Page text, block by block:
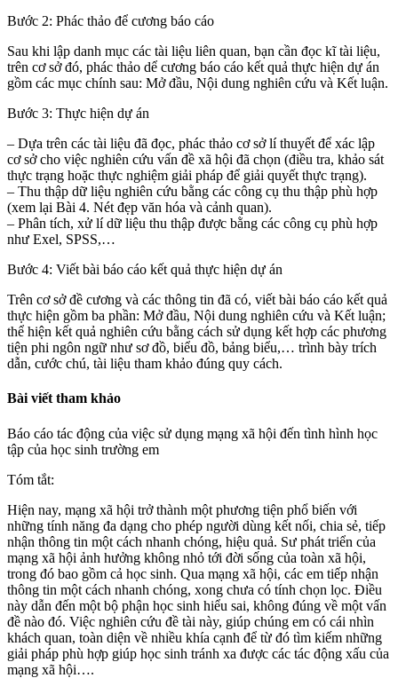
Bước 2: Phác thảo để cương báo cáo
Sau khi lập danh mục các tài liệu liên quan, bạn cần đọc kĩ tài liệu,
trên cơ sở đó, phác thảo dể cương báo cáo kết quả thực hiện dự án
gồm các mục chính sau: Mở đầu, Nội dung nghiên cứu và Kết luận.
Bước 3: Thực hiện dự án
– Dựa trên các tài liệu đã đọc, phác thảo cơ sở lí thuyết để xác lập
cơ sở cho việc nghiên cứu vấn đề xã hội đã chọn (điều tra, khảo sát
thực trạng hoặc thực nghiệm giải pháp để giải quyết thực trạng).
– Thu thập dữ liệu nghiên cứu bằng các công cụ thu thập phù hợp
(xem lại Bài 4. Nét đẹp văn hóa và cảnh quan).
– Phân tích, xử lí dữ liệu thu thập được bằng các công cụ phù hợp
như Exel, SPSS,…
Bước 4: Viết bài báo cáo kết quả thực hiện dự án
Trên cơ sở đề cương và các thông tin đã có, viết bài báo cáo kết quả
thực hiện gồm ba phần: Mở đầu, Nội dung nghiên cứu và Kết luận;
thể hiện kết quả nghiên cứu bằng cách sử dụng kết hợp các phương
tiện phi ngôn ngữ như sơ đồ, biểu đồ, bảng biểu,… trình bày trích
dẫn, cước chú, tài liệu tham khảo đúng quy cách.
Bài viết tham khảo
Báo cáo tác động của việc sử dụng mạng xã hội đến tình hình học
tập của học sinh trường em
Tóm tắt:
Hiện nay, mạng xã hội trở thành một phương tiện phổ biến với
những tính năng đa dạng cho phép người dùng kết nối, chia sẻ, tiếp
nhận thông tin một cách nhanh chóng, hiệu quả. Sư phát triển của
mạng xã hội ảnh hưởng không nhỏ tới đời sống của toàn xã hội,
trong đó bao gồm cả học sinh. Qua mạng xã hội, các em tiếp nhận
thông tin một cách nhanh chóng, xong chưa có tính chọn lọc. Điều
này dẫn đến một bộ phận học sinh hiểu sai, không đúng về một vấn
đề nào đó. Việc nghiên cứu đề tài này, giúp chúng em có cái nhìn
khách quan, toàn diện về nhiều khía cạnh để từ đó tìm kiếm những
giải pháp phù hợp giúp học sinh tránh xa được các tác động xấu của
mạng xã hội….